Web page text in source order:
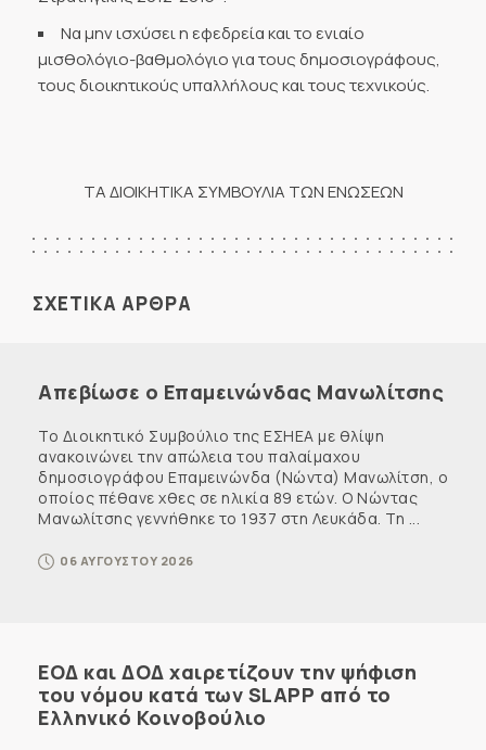
Να μην ισχύσει η εφεδρεία και το ενιαίο
μισθολόγιο-βαθμολόγιο για τους δημοσιογράφους,
τους διοικητικούς υπαλλήλους και τους τεχνικούς.
ΤΑ ΔΙΟΙΚΗΤΙΚΑ ΣΥΜΒΟΥΛΙΑ ΤΩΝ ΕΝΩΣΕΩΝ
ΣΧΕΤΙΚΑ ΑΡΘΡΑ
Απεβίωσε ο Επαμεινώνδας Μανωλίτσης
Το Διοικητικό Συμβούλιο της ΕΣΗΕΑ με θλίψη
ανακοινώνει την απώλεια του παλαίμαχου
δημοσιογράφου Επαμεινώνδα (Νώντα) Μανωλίτση, ο
οποίος πέθανε χθες σε ηλικία 89 ετών. Ο Νώντας
Μανωλίτσης γεννήθηκε το 1937 στη Λευκάδα. Τη ...
06 ΑΥΓΟΥΣΤΟΥ 2026
ΕΟΔ και ΔΟΔ χαιρετίζουν την ψήφιση
του νόμου κατά των SLAPP από το
Ελληνικό Κοινοβούλιο